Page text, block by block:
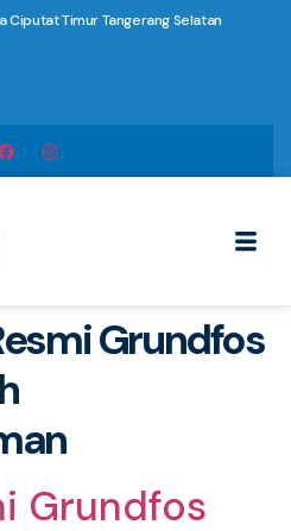
Ciputat Timur Tangerang Selatan
Grundfos
Grundfos